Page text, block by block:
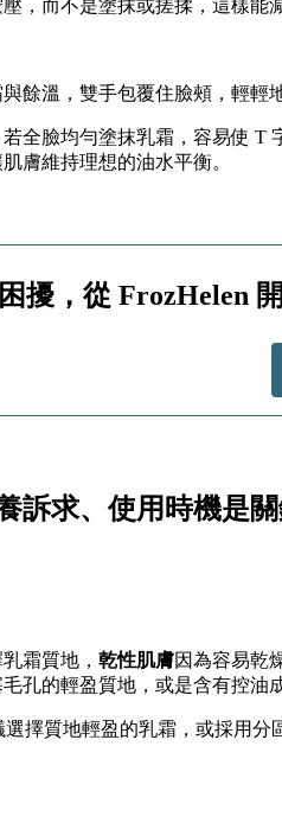
，而不是塗抹或搓揉，這樣能
餘溫，雙手包覆住臉頰，輕
全臉均勻塗抹乳霜，容易使
膚維持理想的油水平衡。
擾，從 FrozHelen
訴求、使用時機是關
霜質地， 乾性肌膚因為容易乾
孔的輕盈質地，或是含有控油
擇質地輕盈的乳霜，或採用